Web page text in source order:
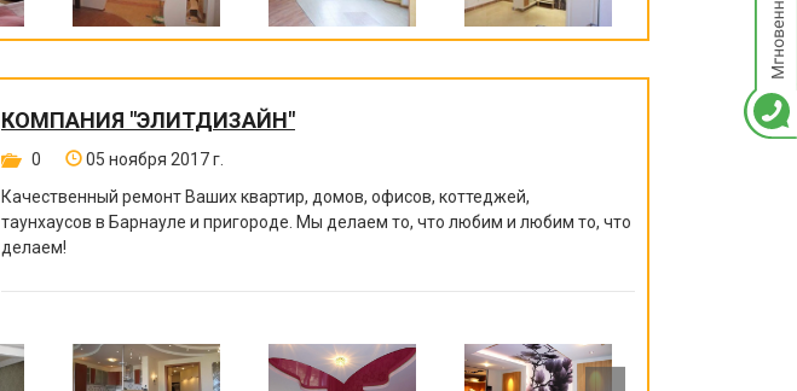
КОМПАНИЯ "ЭЛИТДИЗАЙН"
0
05 ноября 2017 г.
Качественный ремонт Ваших квартир, домов, офисов, коттеджей,
таунхаусов в Барнауле и пригороде. Мы делаем то, что любим и любим то, что
делаем!